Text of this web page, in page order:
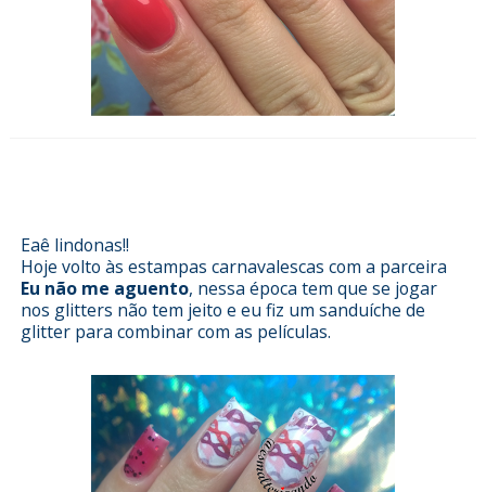
Eaê lindonas!!
Hoje volto às estampas carnavalescas com a parceira
Eu não me aguento, nessa época tem que se jogar
nos glitters não tem jeito e eu fiz um sanduíche de
glitter para combinar com as películas.